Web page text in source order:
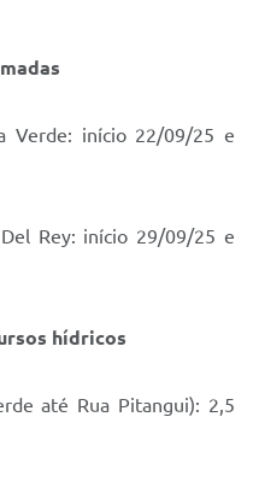
Verde: início 22/09/25 e
Rey: início 29/09/25 e
hídricos
até Rua Pitangui): 2,5